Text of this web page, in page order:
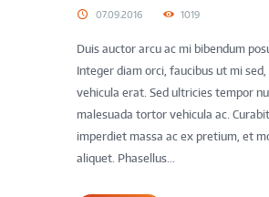
07.09.2016 1019
Duis auctor arcu ac mi bibendum
Integer diam orci, faucibus ut mi
vehicula erat. Sed ultricies tempor
malesuada tortor vehicula ac.
imperdiet massa ac ex pretium, et
aliquet. Phasellus...